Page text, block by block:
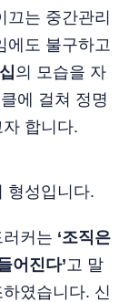
끄는 중간관리
에도 불구하고
의 모습을 자
에 걸쳐 정명
합니다.
형성입니다.
커는 ‘조직은
어진다’고 말
였습니다. 신